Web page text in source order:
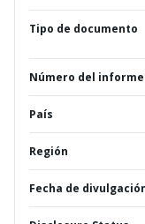
Tipo de documento
Número del informe
País
Región
Fecha de